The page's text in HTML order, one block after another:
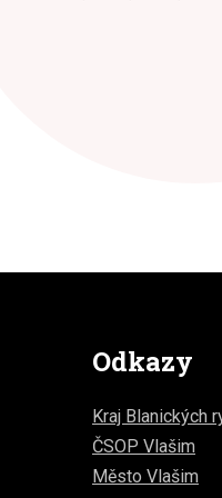
Odkazy
Kraj Blanických
ČSOP Vlašim
Město Vlašim